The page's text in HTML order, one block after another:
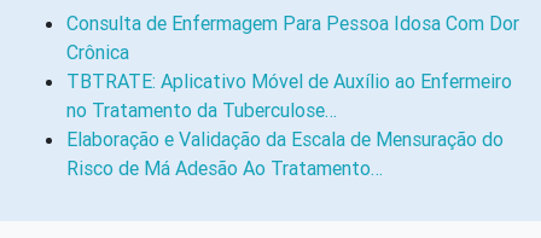
Consulta de Enfermagem Para Pessoa Idosa Com Dor
Crônica
TBTRATE: Aplicativo Móvel de Auxílio ao Enfermeiro
no Tratamento da Tuberculose…
Elaboração e Validação da Escala de Mensuração do
Risco de Má Adesão Ao Tratamento…